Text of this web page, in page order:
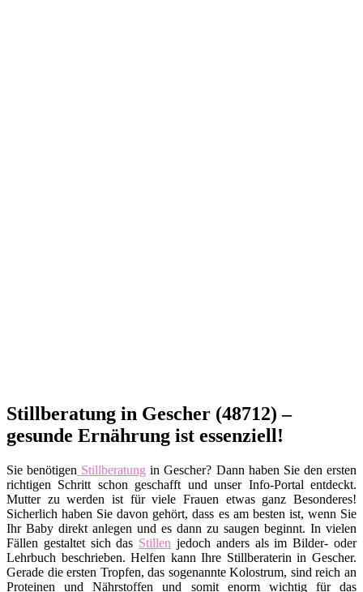
Stillberatung in Gescher (48712) –
gesunde Ernährung ist essenziell!
Sie benötigen Stillberatung in Gescher? Dann haben Sie den ersten
richtigen Schritt schon geschafft und unser Info-Portal entdeckt.
Mutter zu werden ist für viele Frauen etwas ganz Besonderes!
Sicherlich haben Sie davon gehört, dass es am besten ist, wenn Sie
Ihr Baby direkt anlegen und es dann zu saugen beginnt. In vielen
Fällen gestaltet sich das Stillen jedoch anders als im Bilder- oder
Lehrbuch beschrieben. Helfen kann Ihre Stillberaterin in Gescher.
Gerade die ersten Tropfen, das sogenannte Kolostrum, sind reich an
Proteinen und Nährstoffen und somit enorm wichtig für das